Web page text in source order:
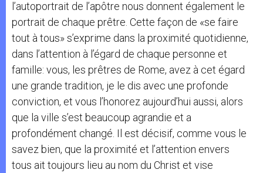
l’autoportrait de l’apôtre nous donnent également le
portrait de chaque prêtre. Cette façon de «se faire
tout à tous» s’exprime dans la proximité quotidienne,
dans l’attention à l’égard de chaque personne et
famille: vous, les prêtres de Rome, avez à cet égard
une grande tradition, je le dis avec une profonde
conviction, et vous l’honorez aujourd’hui aussi, alors
que la ville s’est beaucoup agrandie et a
profondément changé. Il est décisif, comme vous le
savez bien, que la proximité et l’attention envers
tous ait toujours lieu au nom du Christ et vise